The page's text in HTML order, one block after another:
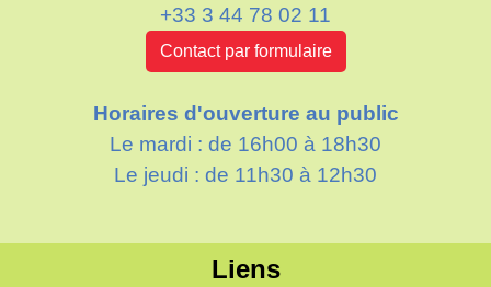
+33 3 44 78 02 11
Contact par formulaire
Horaires d'ouverture au public
Le mardi : de 16h00 à 18h30
Le jeudi : de 11h30 à 12h30
Liens